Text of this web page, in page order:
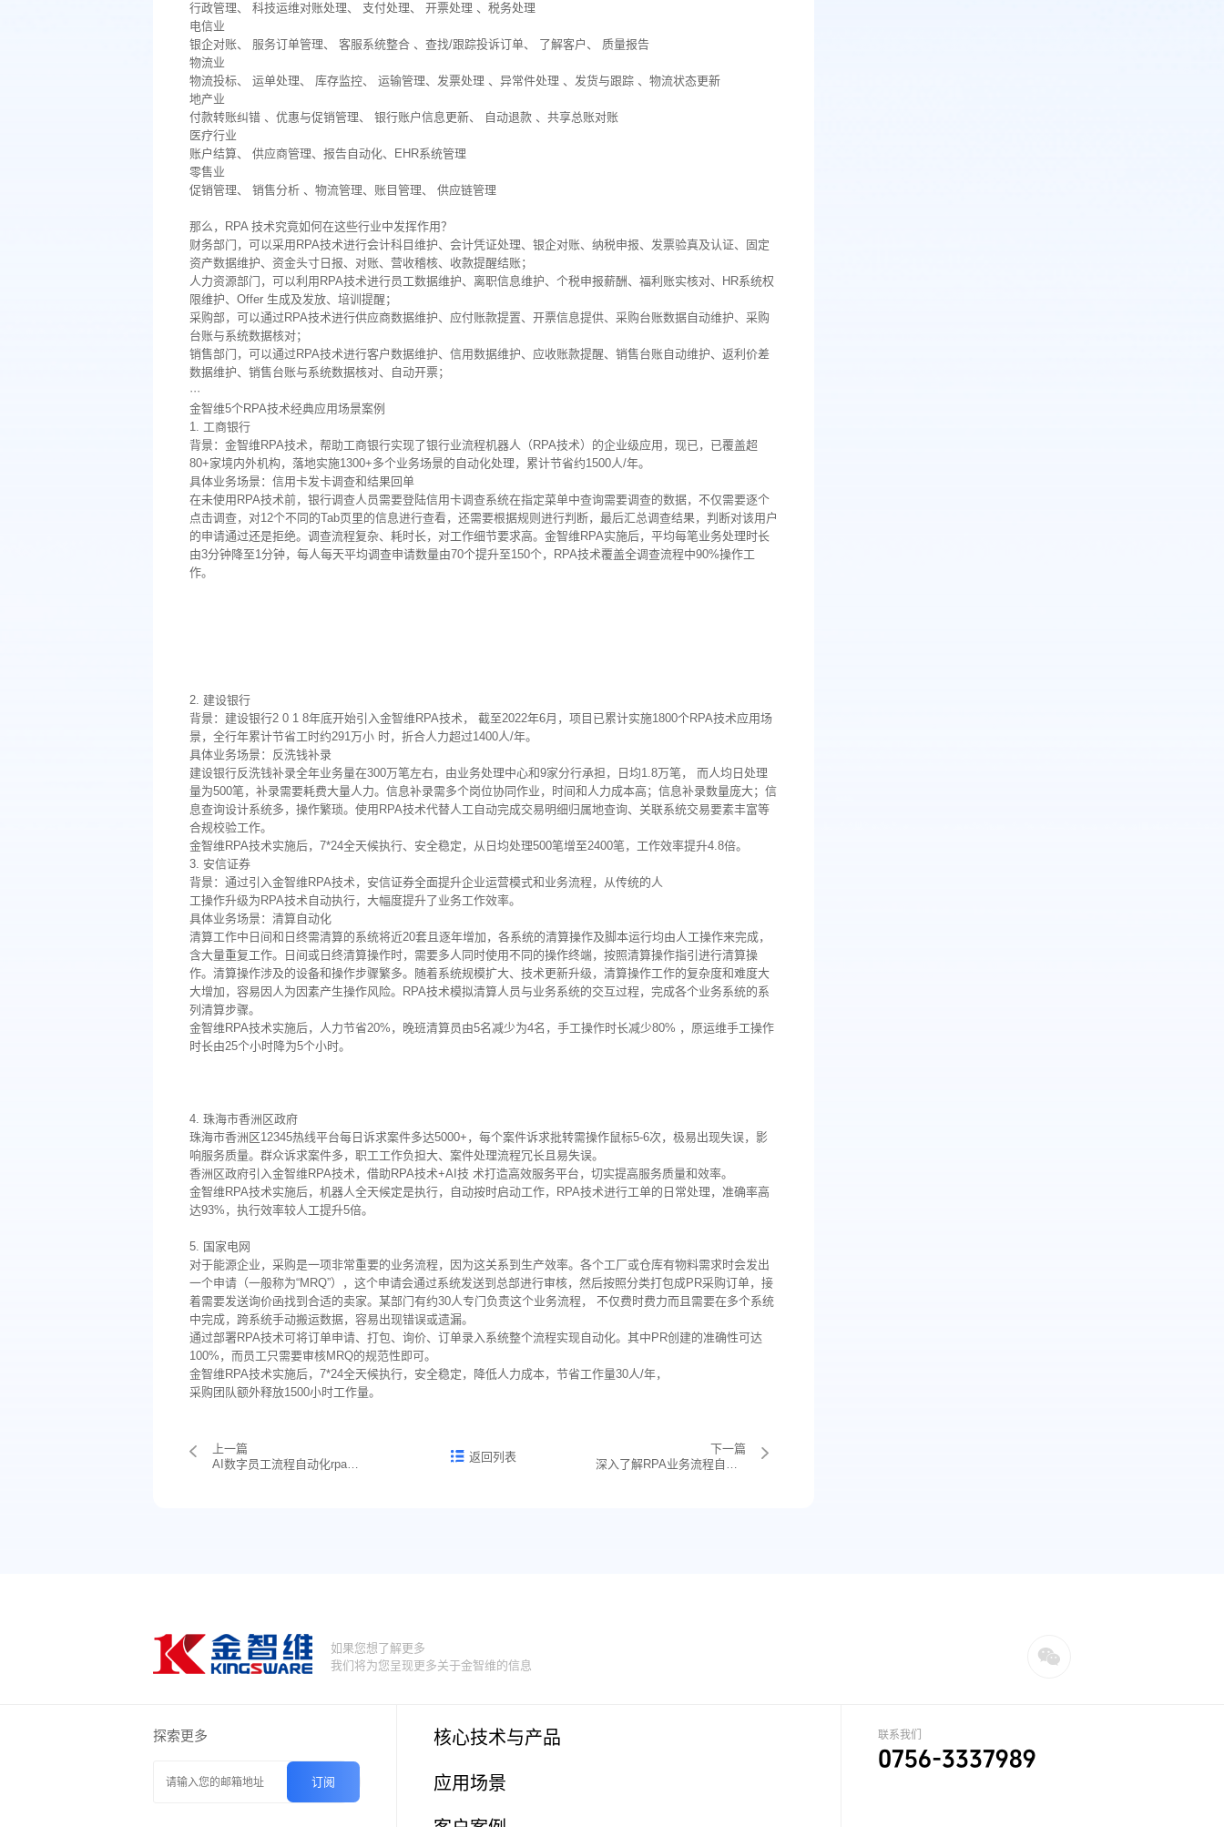
行政管理、 科技运维对账处理、 支付处理、 开票处理 、税务处理
电信业
银企对账、 服务订单管理、 客服系统整合 、查找/跟踪投诉订单、 了解客户、 质量报告
物流业
物流投标、 运单处理、 库存监控、 运输管理、发票处理 、异常件处理 、发货与跟踪 、物流状态更新
地产业
付款转账纠错 、优惠与促销管理、 银行账户信息更新、 自动退款 、共享总账对账
医疗行业
账户结算、 供应商管理、报告自动化、EHR系统管理
零售业
促销管理、 销售分析 、物流管理、账目管理、 供应链管理
那么，RPA 技术究竟如何在这些行业中发挥作用？
财务部门，可以采用RPA技术进行会计科目维护、会计凭证处理、银企对账、纳税申报、发票验真及认证、固定
资产数据维护、资金头寸日报、对账、营收稽核、收款提醒结账；
人力资源部门，可以利用RPA技术进行员工数据维护、离职信息维护、个税申报薪酬、福利账实核对、HR系统权
限维护、Offer 生成及发放、培训提醒；
采购部，可以通过RPA技术进行供应商数据维护、应付账款提置、开票信息提供、采购台账数据自动维护、采购
台账与系统数据核对；
销售部门，可以通过RPA技术进行客户数据维护、信用数据维护、应收账款提醒、销售台账自动维护、返利价差
数据维护、销售台账与系统数据核对、自动开票；
···
金智维5个RPA技术经典应用场景案例
1. 工商银行
背景：金智维RPA技术，帮助工商银行实现了银行业流程机器人（RPA技术）的企业级应用，现已，已覆盖超
80+家境内外机构，落地实施1300+多个业务场景的自动化处理，累计节省约1500人/年。
具体业务场景：信用卡发卡调查和结果回单
在未使用RPA技术前，银行调查人员需要登陆信用卡调查系统在指定菜单中查询需要调查的数据，不仅需要逐个
点击调查，对12个不同的Tab页里的信息进行查看，还需要根据规则进行判断，最后汇总调查结果，判断对该用户
的申请通过还是拒绝。调查流程复杂、耗时长，对工作细节要求高。金智维RPA实施后，平均每笔业务处理时长
由3分钟降至1分钟，每人每天平均调查申请数量由70个提升至150个，RPA技术覆盖全调查流程中90%操作工
作。
2. 建设银行
背景：建设银行2 0 1 8年底开始引入金智维RPA技术， 截至2022年6月，项目已累计实施1800个RPA技术应用场
景，全行年累计节省工时约291万小 时，折合人力超过1400人/年。
具体业务场景：反洗钱补录
建设银行反洗钱补录全年业务量在300万笔左右，由业务处理中心和9家分行承担，日均1.8万笔， 而人均日处理
量为500笔，补录需要耗费大量人力。信息补录需多个岗位协同作业，时间和人力成本高；信息补录数量庞大；信
息查询设计系统多，操作繁琐。使用RPA技术代替人工自动完成交易明细归属地查询、关联系统交易要素丰富等
合规校验工作。
金智维RPA技术实施后，7*24全天候执行、安全稳定，从日均处理500笔增至2400笔，工作效率提升4.8倍。
3. 安信证券
背景：通过引入金智维RPA技术，安信证券全面提升企业运营模式和业务流程，从传统的人
工操作升级为RPA技术自动执行，大幅度提升了业务工作效率。
具体业务场景：清算自动化
清算工作中日间和日终需清算的系统将近20套且逐年增加，各系统的清算操作及脚本运行均由人工操作来完成，
含大量重复工作。日间或日终清算操作时，需要多人同时使用不同的操作终端，按照清算操作指引进行清算操
作。清算操作涉及的设备和操作步骤繁多。随着系统规模扩大、技术更新升级，清算操作工作的复杂度和难度大
大增加，容易因人为因素产生操作风险。RPA技术模拟清算人员与业务系统的交互过程，完成各个业务系统的系
列清算步骤。
金智维RPA技术实施后，人力节省20%，晚班清算员由5名减少为4名，手工操作时长减少80% ，原运维手工操作
时长由25个小时降为5个小时。
4. 珠海市香洲区政府
珠海市香洲区12345热线平台每日诉求案件多达5000+，每个案件诉求批转需操作鼠标5-6次，极易出现失误，影
响服务质量。群众诉求案件多，职工工作负担大、案件处理流程冗长且易失误。
香洲区政府引入金智维RPA技术，借助RPA技术+AI技 术打造高效服务平台，切实提高服务质量和效率。
金智维RPA技术实施后，机器人全天候定是执行，自动按时启动工作，RPA技术进行工单的日常处理，准确率高
达93%，执行效率较人工提升5倍。
5. 国家电网
对于能源企业，采购是一项非常重要的业务流程，因为这关系到生产效率。各个工厂或仓库有物料需求时会发出
一个申请（一般称为“MRQ”），这个申请会通过系统发送到总部进行审核，然后按照分类打包成PR采购订单，接
着需要发送询价函找到合适的卖家。某部门有约30人专门负责这个业务流程， 不仅费时费力而且需要在多个系统
中完成，跨系统手动搬运数据，容易出现错误或遗漏。
通过部署RPA技术可将订单申请、打包、询价、订单录入系统整个流程实现自动化。其中PR创建的准确性可达
100%，而员工只需要审核MRQ的规范性即可。
金智维RPA技术实施后，7*24全天候执行，安全稳定，降低人力成本，节省工作量30人/年，
采购团队额外释放1500小时工作量。
上一篇
AI数字员工流程自动化rpa技术在提高工作效率方面的潜力
返回列表
下一篇
深入了解RPA业务流程自动化技术的关键要素
如果您想了解更多
我们将为您呈现更多关于金智维的信息
探索更多 核心技术与产品
应用场景
联系我们
0756-3337989